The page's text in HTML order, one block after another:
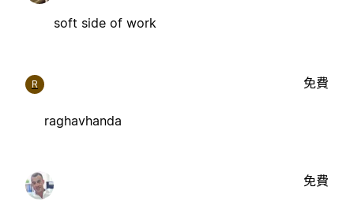
soft side of work
R
raghavhanda
免費
免費